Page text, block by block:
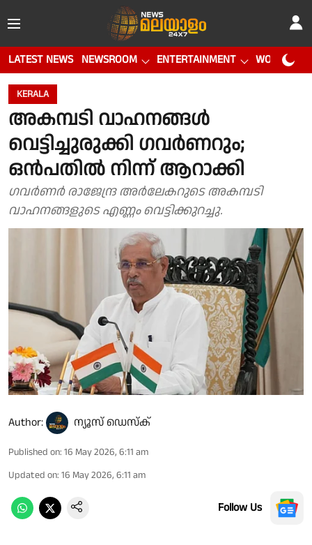
LATEST NEWS NEWSROOM ENTERTAINMENT WORLD CUP
KERALA
അകമ്പടി വാഹനങ്ങൾ
വെട്ടിച്ചുരുക്കി ഗവർണറും;
ഒൻപതിൽ നിന്ന് ആറാക്കി
ഗവർണർ രാജേന്ദ്ര അർലേകറുടെ അകമ്പടി
വാഹനങ്ങളുടെ എണ്ണം വെട്ടിക്കുറച്ചു.
Author: ന്യൂസ് ഡെസ്ക്
Published on: 16 May 2026, 6:11 am
Updated on: 16 May 2026, 6:11 am
Follow Us